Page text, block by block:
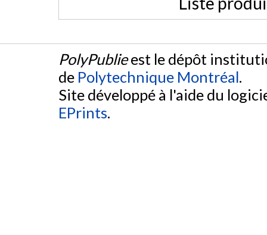
PolyPublieest le dépôt
de Polytechnique Montréal.
Site développé à l'aide du
EPrints.